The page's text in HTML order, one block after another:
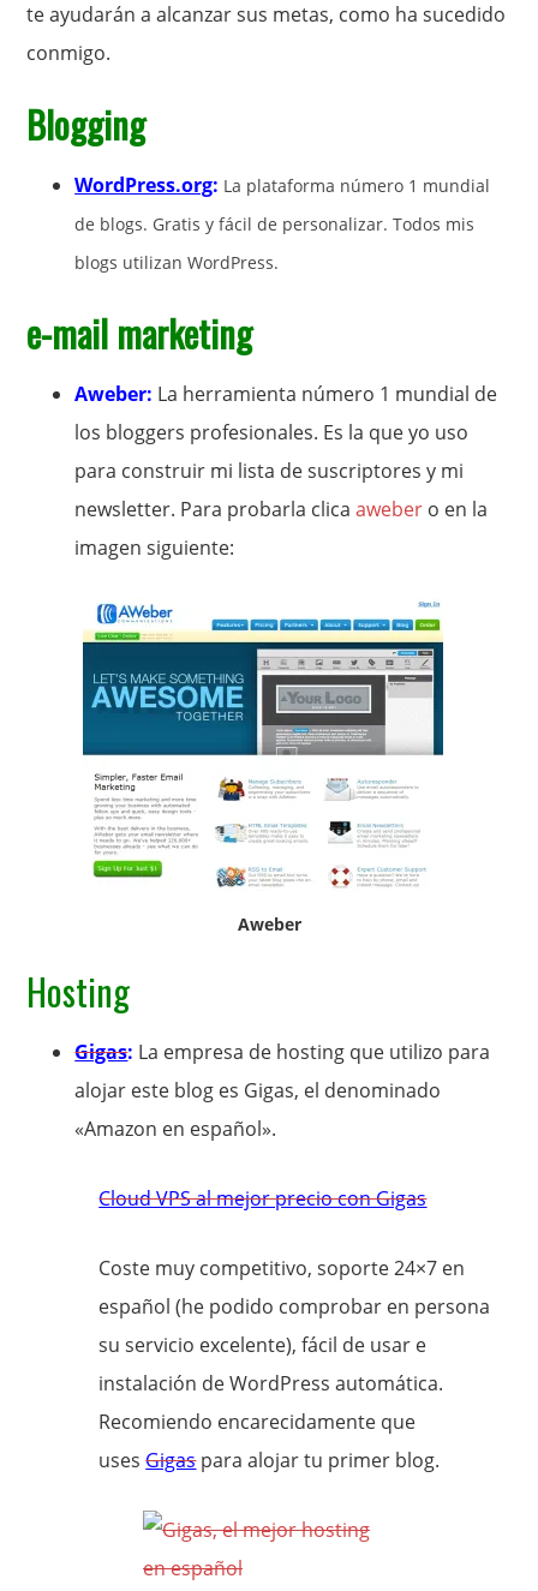
te ayudarán a alcanzar sus metas, como ha sucedido
conmigo.
Blogging
WordPress.org: La plataforma número 1 mundial
de blogs. Gratis y fácil de personalizar. Todos mis
blogs utilizan WordPress.
e-mail marketing
Aweber: La herramienta número 1 mundial de
los bloggers profesionales. Es la que yo uso
para construir mi lista de suscriptores y mi
newsletter. Para probarla clicaaweber o en la
imagen siguiente:
Aweber
Hosting
Gigas: La empresa de hosting que utilizo para
alojar este blog es Gigas, el denominado
«Amazon en español».
Cloud VPS al mejor precio con Gigas
Coste muy competitivo, soporte 24×7 en
español (he podido comprobar en persona
su servicio excelente), fácil de usar e
instalación de WordPress automática.
Recomiendo encarecidamente que
usesGigaspara alojar tu primer blog.